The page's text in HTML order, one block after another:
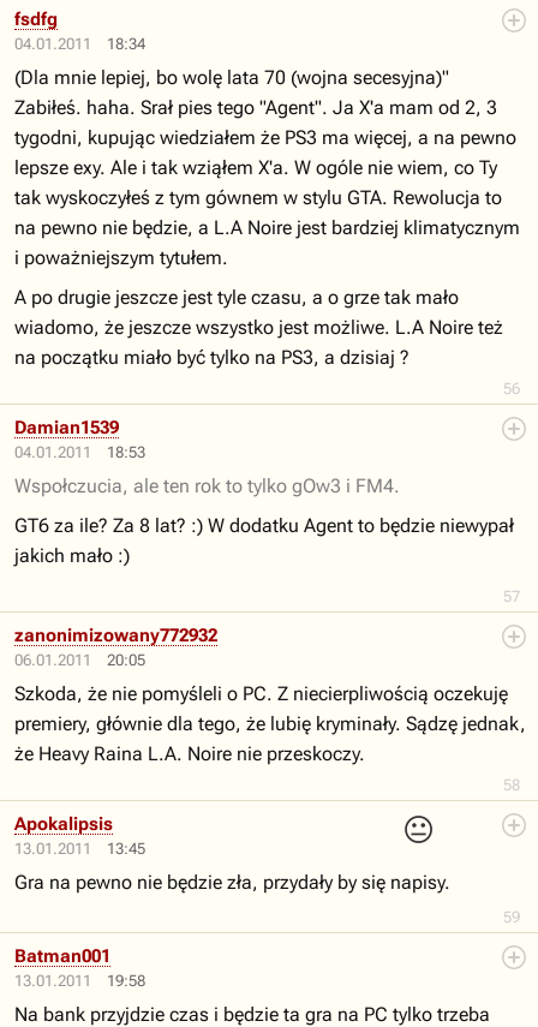
04.01.2011 18:34
56
fsdfg
(Dla mnie lepiej, bo wolę lata 70 (wojna secesyjna)"
Zabiłeś. haha. Srał pies tego "Agent". Ja X'a mam od 2, 3
tygodni, kupując wiedziałem że PS3 ma więcej, a na pewno
lepsze exy. Ale i tak wziąłem X'a. W ogóle nie wiem, co Ty
tak wyskoczyłeś z tym gównem w stylu GTA. Rewolucja to
na pewno nie będzie, a L.A Noire jest bardziej klimatycznym
i poważniejszym tytułem.
A po drugie jeszcze jest tyle czasu, a o grze tak mało
wiadomo, że jeszcze wszystko jest możliwe. L.A Noire też
na początku miało być tylko na PS3, a dzisiaj ?
04.01.2011 18:53
57
Damian1539
Wspołczucia, ale ten rok to tylko gOw3 i FM4.
GT6 za ile? Za 8 lat? :) W dodatku Agent to będzie niewypał
jakich mało :)
06.01.2011 20:05
58
zanonimizowany772932
Szkoda, że nie pomyśleli o PC. Z niecierpliwością oczekuję
premiery, głównie dla tego, że lubię kryminały. Sądzę jednak,
że Heavy Raina L.A. Noire nie przeskoczy.
13.01.2011 13:45
😐
59
Apokalipsis
Gra na pewno nie będzie zła, przydały by się napisy.
13.01.2011 19:58
Batman001
Na bank przyjdzie czas i będzie ta gra na PC tylko trzeba